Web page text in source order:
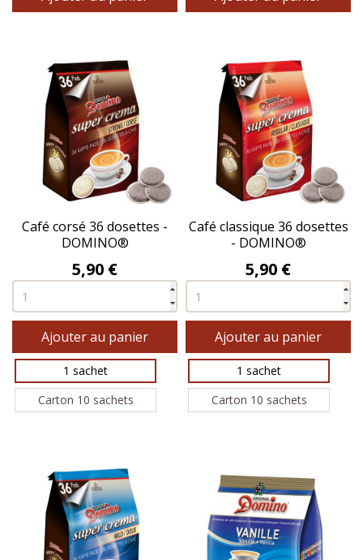
Café corsé 36 dosettes -
DOMINO®
Prix
5,90 €
Ajouter au panier
1 sachet
Carton 10 sachets
Café classique 36 dosettes
- DOMINO®
Prix
5,90 €
Ajouter au panier
1 sachet
Carton 10 sachets